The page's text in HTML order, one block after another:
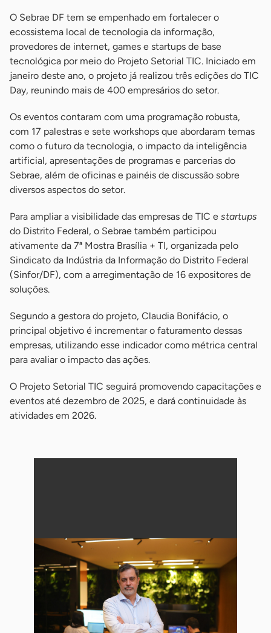
O Sebrae DF tem se empenhado em fortalecer o
ecossistema local de tecnologia da informação,
provedores de internet, games e startups de base
tecnológica por meio do Projeto Setorial TIC. Iniciado em
janeiro deste ano, o projeto já realizou três edições do TIC
Day, reunindo mais de 400 empresários do setor.
Os eventos contaram com uma programação robusta,
com 17 palestras e sete workshops que abordaram temas
como o futuro da tecnologia, o impacto da inteligência
artificial, apresentações de programas e parcerias do
Sebrae, além de oficinas e painéis de discussão sobre
diversos aspectos do setor.
Para ampliar a visibilidade das empresas de TIC e startups
do Distrito Federal, o Sebrae também participou
ativamente da 7ª Mostra Brasília + TI, organizada pelo
Sindicato da Indústria da Informação do Distrito Federal
(Sinfor/DF), com a arregimentação de 16 expositores de
soluções.
Segundo a gestora do projeto, Claudia Bonifácio, o
principal objetivo é incrementar o faturamento dessas
empresas, utilizando esse indicador como métrica central
para avaliar o impacto das ações.
O Projeto Setorial TIC seguirá promovendo capacitações e
eventos até dezembro de 2025, e dará continuidade às
atividades em 2026.